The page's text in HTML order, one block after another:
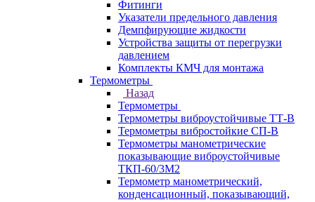
Фитинги
Указатели предельного давления
Демпфирующие жидкости
Устройства защиты от перегрузки
давлением
Комплекты КМЧ для монтажа
Термометры
Назад
Термометры
Термометры виброустойчивые ТТ-В
Термометры вибростойкие СП-В
Термометры манометрические
показывающие виброустойчивые
ТКП-60/3М2
Термометр манометрический,
конденсационный, показывающий,